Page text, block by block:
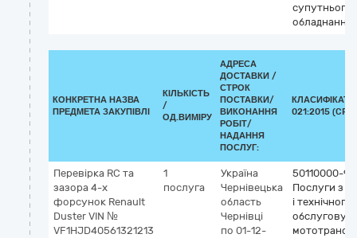
супутнього
обладнання
КОНКРЕТНА НАЗВА
ПРЕДМЕТА ЗАКУПІВЛІ
КІЛЬКІСТЬ
/
ОД.ВИМІРУ
АДРЕСА
ДОСТАВКИ /
СТРОК
ПОСТАВКИ/
ВИКОНАННЯ
РОБІТ/
НАДАННЯ
ПОСЛУГ:
021:2015 (CPV)
Перевірка RC та
зазора 4-х
форсунок Renault
Duster VIN №
VF1HJD40561321213
1
послуга
Україна
Чернівецька
область
Чернівці
по 01-12-
50110000-9
Послуги з
і технічного